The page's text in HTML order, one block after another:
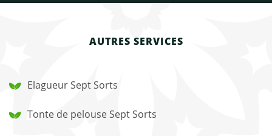
AUTRES SERVICES
Elagueur Sept Sorts
Tonte de pelouse Sept Sorts